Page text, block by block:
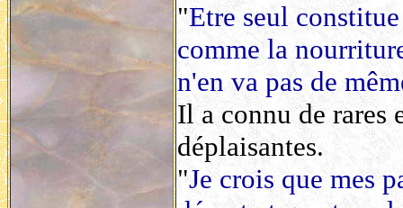
"Etre seul
comme la
n'en va pas de
Il a connu de rares
déplaisantes.
"Je crois que mes